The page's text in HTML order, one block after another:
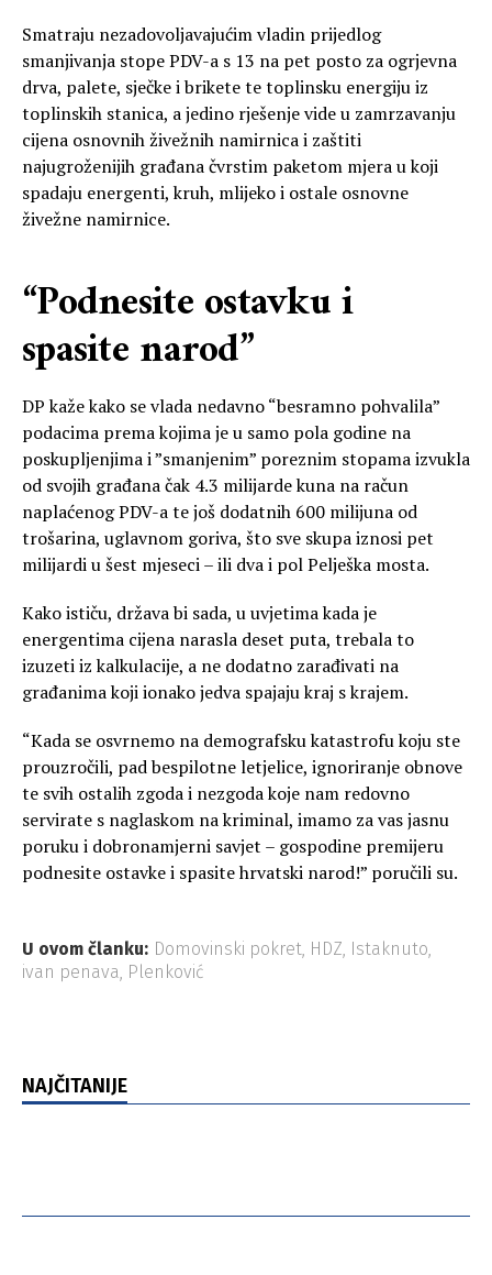
Smatraju nezadovoljavajućim vladin prijedlog
smanjivanja stope PDV-a s 13 na pet posto za ogrjevna
drva, palete, sječke i brikete te toplinsku energiju iz
toplinskih stanica, a jedino rješenje vide u zamrzavanju
cijena osnovnih živežnih namirnica i zaštiti
najugroženijih građana čvrstim paketom mjera u koji
spadaju energenti, kruh, mlijeko i ostale osnovne
živežne namirnice.
“Podnesite ostavku i
spasite narod”
DP kaže kako se vlada nedavno “besramno pohvalila”
podacima prema kojima je u samo pola godine na
poskupljenjima i ”smanjenim” poreznim stopama izvukla
od svojih građana čak 4.3 milijarde kuna na račun
naplaćenog PDV-a te još dodatnih 600 milijuna od
trošarina, uglavnom goriva, što sve skupa iznosi pet
milijardi u šest mjeseci – ili dva i pol Pelješka mosta.
Kako ističu, država bi sada, u uvjetima kada je
energentima cijena narasla deset puta, trebala to
izuzeti iz kalkulacije, a ne dodatno zarađivati na
građanima koji ionako jedva spajaju kraj s krajem.
“Kada se osvrnemo na demografsku katastrofu koju ste
prouzročili, pad bespilotne letjelice, ignoriranje obnove
te svih ostalih zgoda i nezgoda koje nam redovno
servirate s naglaskom na kriminal, imamo za vas jasnu
poruku i dobronamjerni savjet – gospodine premijeru
podnesite ostavke i spasite hrvatski narod!” poručili su.
U ovom članku: Domovinski pokret, HDZ, Istaknuto,
ivan penava, Plenković
NAJČITANIJE